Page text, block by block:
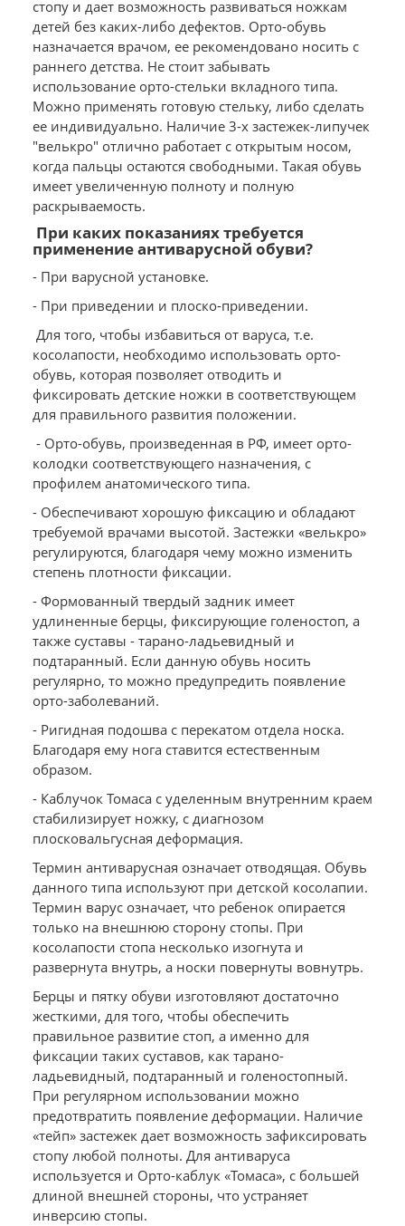
стопу и дает возможность развиваться ножкам
детей без каких-либо дефектов. Орто-обувь
назначается врачом, ее рекомендовано носить с
раннего детства. Не стоит забывать
использование орто-стельки вкладного типа.
Можно применять готовую стельку, либо сделать
ее индивидуально. Наличие 3-х застежек-липучек
"велькро" отлично работает с открытым носом,
когда пальцы остаются свободными. Такая обувь
имеет увеличенную полноту и полную
раскрываемость.
При каких показаниях требуется
применение антиварусной обуви?
- При варусной установке.
- При приведении и плоско-приведении.
Для того, чтобы избавиться от варуса, т.е.
косолапости, необходимо использовать орто-
обувь, которая позволяет отводить и
фиксировать детские ножки в соответствующем
для правильного развития положении.
- Орто-обувь, произведенная в РФ, имеет орто-
колодки соответствующего назначения, с
профилем анатомического типа.
- Обеспечивают хорошую фиксацию и обладают
требуемой врачами высотой. Застежки «велькро»
регулируются, благодаря чему можно изменить
степень плотности фиксации.
- Формованный твердый задник имеет
удлиненные берцы, фиксирующие голеностоп, а
также суставы - тарано-ладьевидный и
подтаранный. Если данную обувь носить
регулярно, то можно предупредить появление
орто-заболеваний.
- Ригидная подошва с перекатом отдела носка.
Благодаря ему нога ставится естественным
образом.
- Каблучок Томаса с уделенным внутренним краем
стабилизирует ножку, с диагнозом
плосковальгусная деформация.
Термин антиварусная означает отводящая. Обувь
данного типа используют при детской косолапии.
Термин варус означает, что ребенок опирается
только на внешнюю сторону стопы. При
косолапости стопа несколько изогнута и
развернута внутрь, а носки повернуты вовнутрь.
Берцы и пятку обуви изготовляют достаточно
жесткими, для того, чтобы обеспечить
правильное развитие стоп, а именно для
фиксации таких суставов, как тарано-
ладьевидный, подтаранный и голеностопный.
При регулярном использовании можно
предотвратить появление деформации. Наличие
«тейп» застежек дает возможность зафиксировать
стопу любой полноты. Для антиваруса
используется и Орто-каблук «Томаса», с большей
длиной внешней стороны, что устраняет
инверсию стопы.